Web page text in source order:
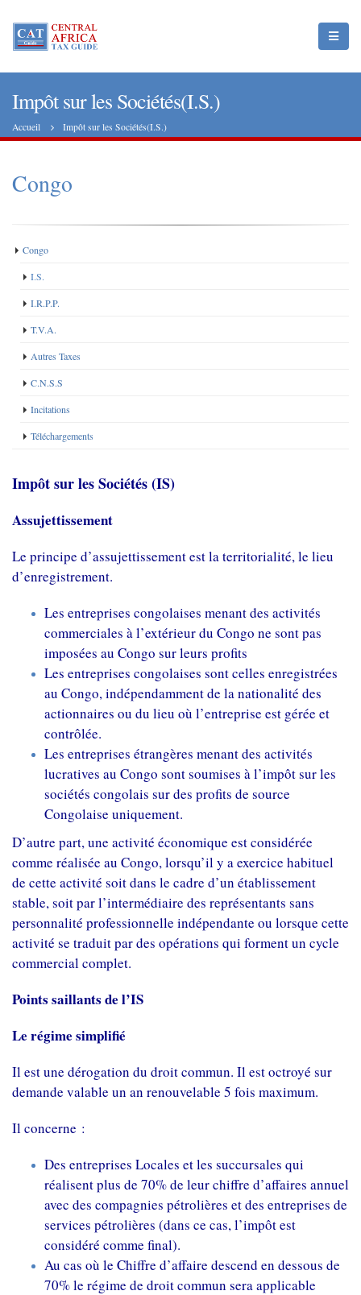
Impôt sur les Sociétés(I.S.)
Accueil Impôt sur les Sociétés(I.S.)
Congo
Congo
I.S.
I.R.P.P.
T.V.A.
Autres Taxes
C.N.S.S
Incitations
Téléchargements
Impôt sur les Sociétés (IS)
Assujettissement
Le principe d’assujettissement est la territorialité, le lieu
d’enregistrement.
Les entreprises congolaises menant des activités
commerciales à l’extérieur du Congo ne sont pas
imposées au Congo sur leurs profits
Les entreprises congolaises sont celles enregistrées
au Congo, indépendamment de la nationalité des
actionnaires ou du lieu où l’entreprise est gérée et
contrôlée.
Les entreprises étrangères menant des activités
lucratives au Congo sont soumises à l’impôt sur les
sociétés congolais sur des profits de source
Congolaise uniquement.
D’autre part, une activité économique est considérée
comme réalisée au Congo, lorsqu’il y a exercice habituel
de cette activité soit dans le cadre d’un établissement
stable, soit par l’intermédiaire des représentants sans
personnalité professionnelle indépendante ou lorsque cette
activité se traduit par des opérations qui forment un cycle
commercial complet.
Points saillants de l’IS
Le régime simplifié
Il est une dérogation du droit commun. Il est octroyé sur
demande valable un an renouvelable 5 fois maximum.
Il concerne :
Des entreprises Locales et les succursales qui
réalisent plus de 70% de leur chiffre d’affaires annuel
avec des compagnies pétrolières et des entreprises de
services pétrolières (dans ce cas, l’impôt est
considéré comme final).
Au cas où le Chiffre d’affaire descend en dessous de
70% le régime de droit commun sera applicable